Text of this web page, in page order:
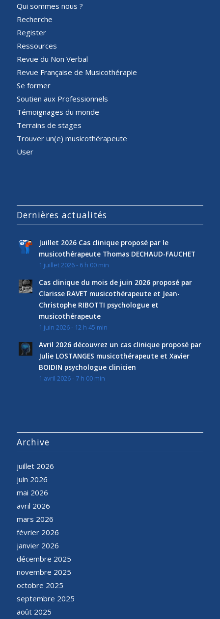
Qui sommes nous ?
Recherche
Register
Ressources
Revue du Non Verbal
Revue Française de Musicothérapie
Se former
Soutien aux Professionnels
Témoignages du monde
Terrains de stages
Trouver un(e) musicothérapeute
User
Dernières actualités
Juillet 2026 Cas clinique proposé par le
musicothérapeute Thomas DECHAUD-FAUCHET
1 juillet 2026 - 6 h 00 min
Cas clinique du mois de juin 2026 proposé par
Clarisse RAVET musicothérapeute et Jean-
Christophe RIBOTTI psychologue et
musicothérapeute
1 juin 2026 - 12 h 45 min
Avril 2026 découvrez un cas clinique proposé par
Julie LOSTANGES musicothérapeute et Xavier
BOIDIN psychologue clinicien
1 avril 2026 - 7 h 00 min
Archive
juillet 2026
juin 2026
mai 2026
avril 2026
mars 2026
février 2026
janvier 2026
décembre 2025
novembre 2025
octobre 2025
septembre 2025
août 2025